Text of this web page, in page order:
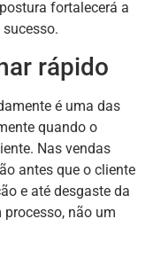
fortalecerá a
rápido
é uma das
quando o
Nas vendas
antes que o cliente
e até desgaste da
não um